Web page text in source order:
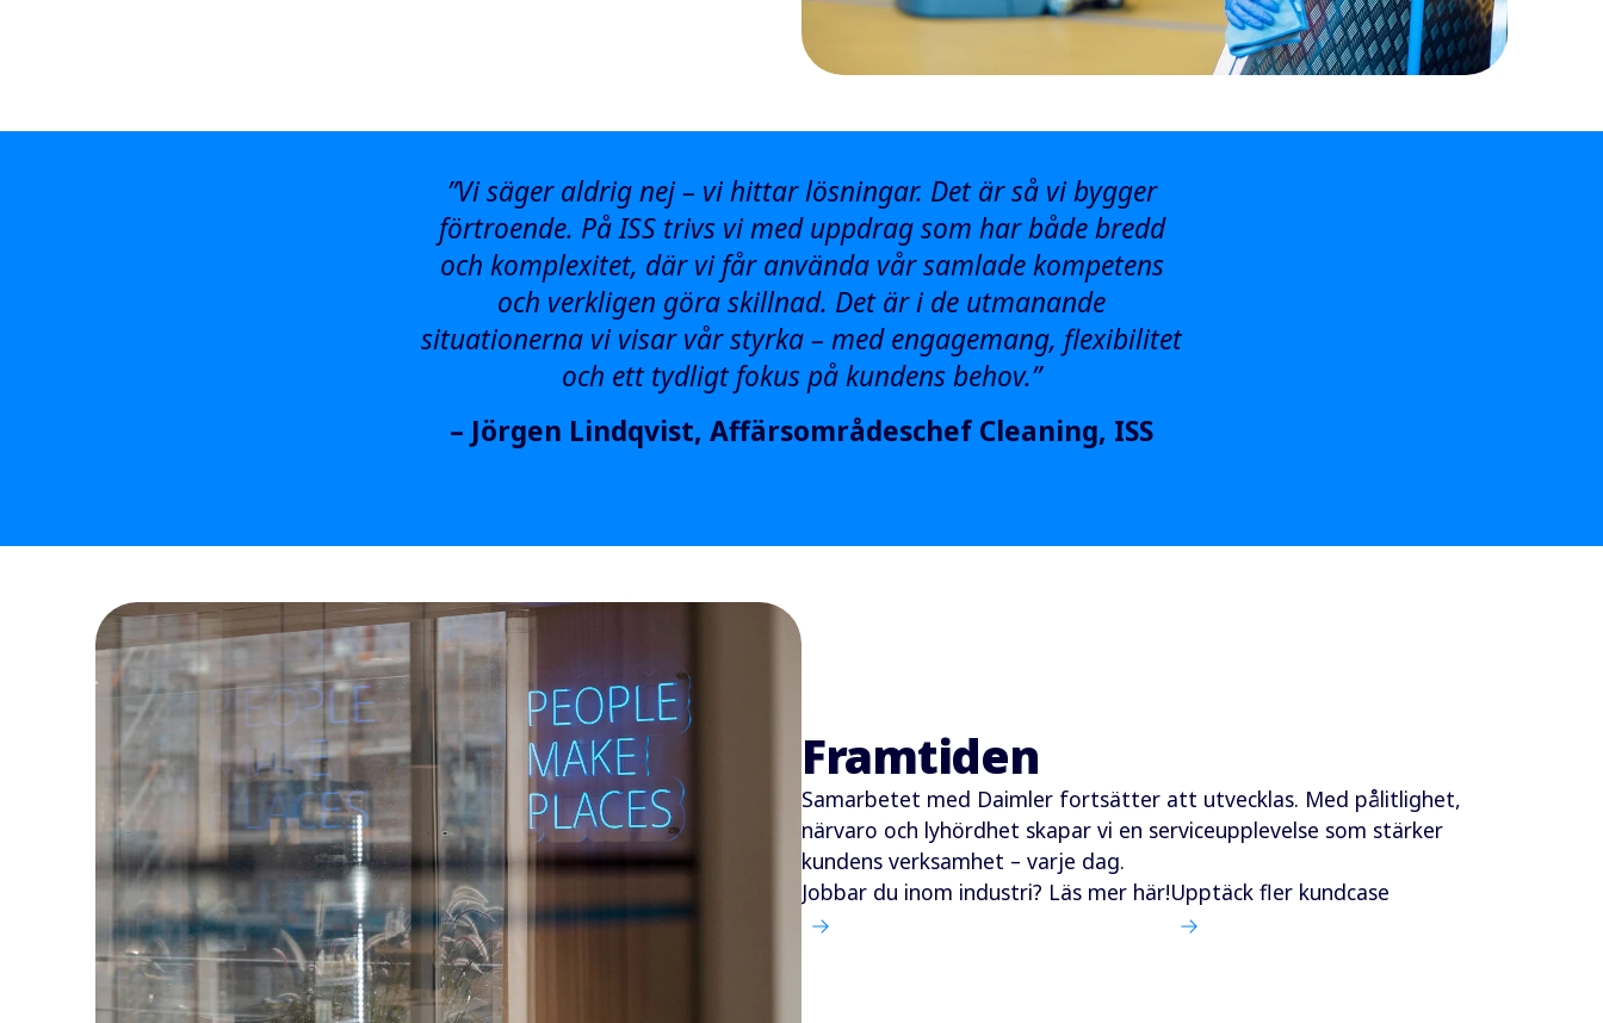
”Vi säger aldrig nej – vi hittar lösningar. Det är så vi bygger
förtroende. På ISS trivs vi med uppdrag som har både bredd
och komplexitet, där vi får använda vår samlade kompetens
och verkligen göra skillnad. Det är i de utmanande
situationerna vi visar vår styrka – med engagemang, flexibilitet
och ett tydligt fokus på kundens behov.”
– Jörgen Lindqvist, Affärsområdeschef Cleaning, ISS
Framtiden
Samarbetet med Daimler fortsätter att utvecklas. Med pålitlighet,
närvaro och lyhördhet skapar vi en serviceupplevelse som stärker
kundens verksamhet – varje dag.
Jobbar du inom industri? Läs mer här!Upptäck fler kundcase